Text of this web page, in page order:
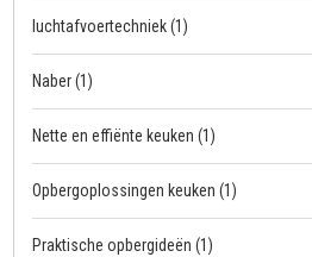
luchtafvoertechniek(1)
Naber(1)
Nette en effiënte keuken(1)
Opbergoplossingen keuken(1)
Praktische opbergideën(1)